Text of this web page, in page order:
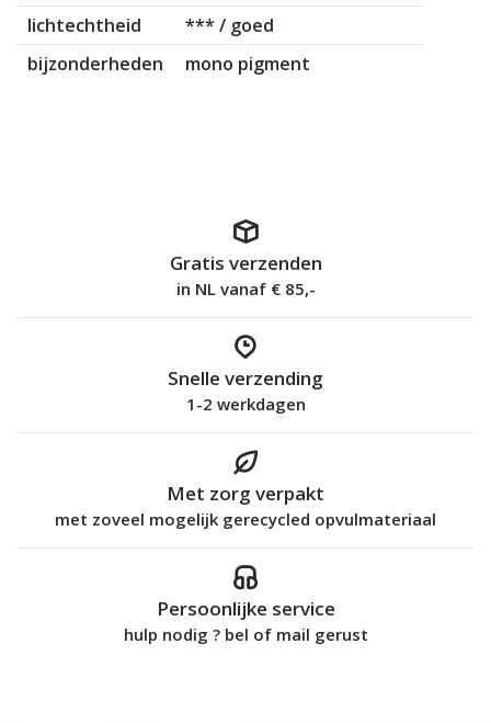
lichtechtheid
*** / goed
bijzonderheden
mono pigment
Gratis verzenden
in NL vanaf € 85,-
Snelle verzending
1-2 werkdagen
Met zorg verpakt
met zoveel mogelijk gerecycled opvulmateriaal
Persoonlijke service
hulp nodig ? bel of mail gerust